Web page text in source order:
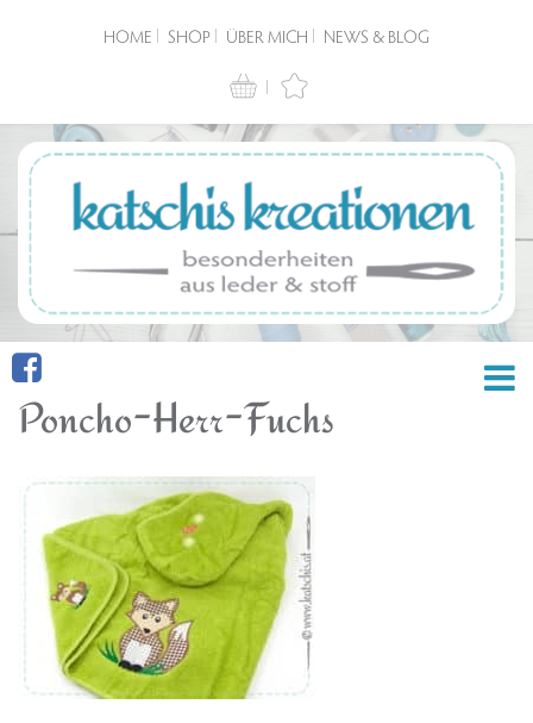
HOME SHOP ÜBER MICH NEWS & BLOG
Poncho-Herr-Fuchs